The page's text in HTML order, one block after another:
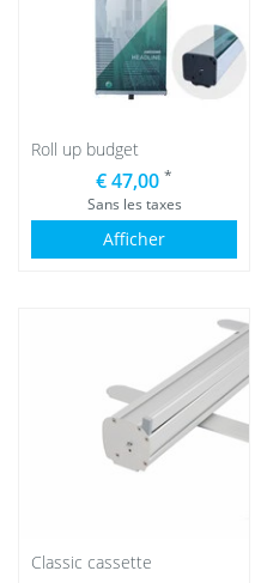
Roll up budget
€ 47,00 *
Sans les taxes
Afficher
Classic cassette